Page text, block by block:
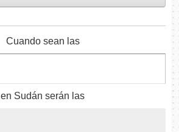
Cuando sean las
en Sudán serán las